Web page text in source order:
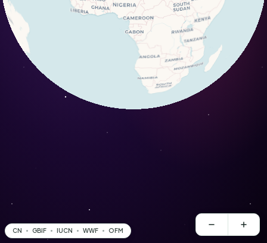
CN GBIF IUCN WWF OFM